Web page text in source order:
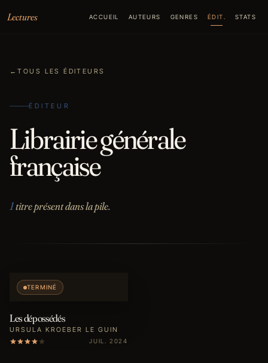
Lectures
ACCUEIL AUTEURS GENRES ÉDIT. STATS
←TOUS LES ÉDITEURS
ÉDITEUR
Librairie générale
française
1titre présent dans la pile.
TERMINÉ
Les dépossédés
URSULA KROEBER LE GUIN
JUIL. 2024